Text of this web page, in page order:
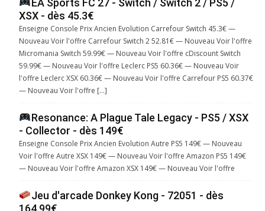
XSX - dès 45.3€
Enseigne Console Prix Ancien Evolution Carrefour Switch 45.3€ —
Nouveau Voir l'offre Carrefour Switch 2 52.81€ — Nouveau Voir l'offre
Micromania Switch 59.99€ — Nouveau Voir l'offre cDiscount Switch
59.99€ — Nouveau Voir l'offre Leclerc PS5 60.36€ — Nouveau Voir
l'offre Leclerc XSX 60.36€ — Nouveau Voir l'offre Carrefour PS5 60.37€
— Nouveau Voir l'offre […]
Resonance: A Plague Tale Legacy - PS5 / XSX
- Collector - dès 149€
Enseigne Console Prix Ancien Evolution Autre PS5 149€ — Nouveau
Voir l'offre Autre XSX 149€ — Nouveau Voir l'offre Amazon PS5 149€
— Nouveau Voir l'offre Amazon XSX 149€ — Nouveau Voir l'offre
Jeu d'arcade Donkey Kong - 72051 - dès
164.99€